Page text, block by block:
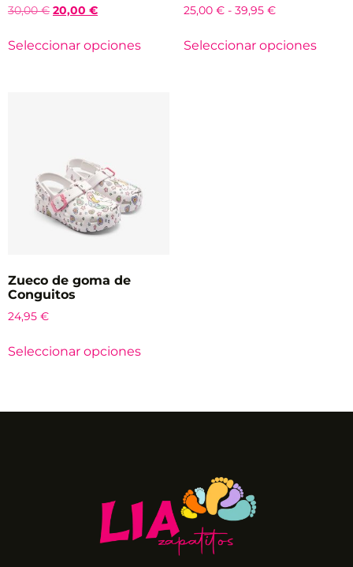
30,00€ 20,00 €
Seleccionar opciones
25,00 € - 39,95 €
Seleccionar opciones
Zueco de goma de
Conguitos
24,95 €
Seleccionar opciones